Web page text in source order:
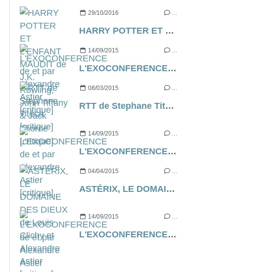
29/10/2016 …
HARRY POTTER ET L'ENFANT MAUDIT de J.K. Rowling, John Tiffany & Jack Thorne [critique]
14/09/2015 …
L'EXOCONFERENCE de et par Alexandre Astier [critique]
08/03/2015 …
RTT de Stephane Titéca [critique]
14/09/2015 …
L'EXOCONFERENCE de et par Alexandre Astier [critique]
04/04/2015 …
ASTÉRIX, LE DOMAINE DES DIEUX de Louis Clichy et Alexandre Astier [critique]
14/09/2015 …
L'EXOCONFERENCE de et par Alexandre Astier [critique]